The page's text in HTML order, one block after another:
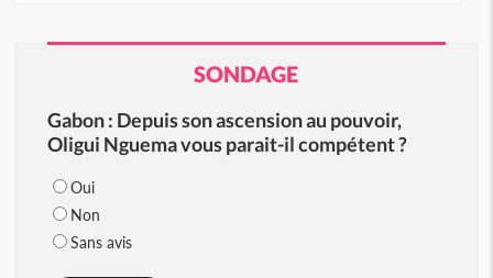
SONDAGE
Gabon : Depuis son ascension au pouvoir,
Oligui Nguema vous parait-il compétent ?
Oui
Non
Sans avis